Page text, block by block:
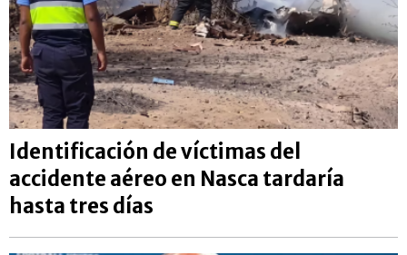
Identificación de víctimas del
accidente aéreo en Nasca tardaría
hasta tres días